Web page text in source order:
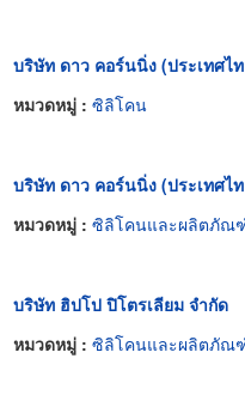
บริษัท ดาว คอร์นนิ่ง (ประเทศไ
หมวดหมู่ : ซิลิโคน
บริษัท ดาว คอร์นนิ่ง (ประเทศไ
หมวดหมู่ : ซิลิโคนและผลิตภัณ
บริษัท ฮิปโป ปิโตรเลียม จำกัด
หมวดหมู่ : ซิลิโคนและผลิตภัณ